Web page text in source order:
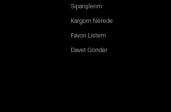
Siparişlerim
Kargom Nerede
Favori Listem
Davet Gönder